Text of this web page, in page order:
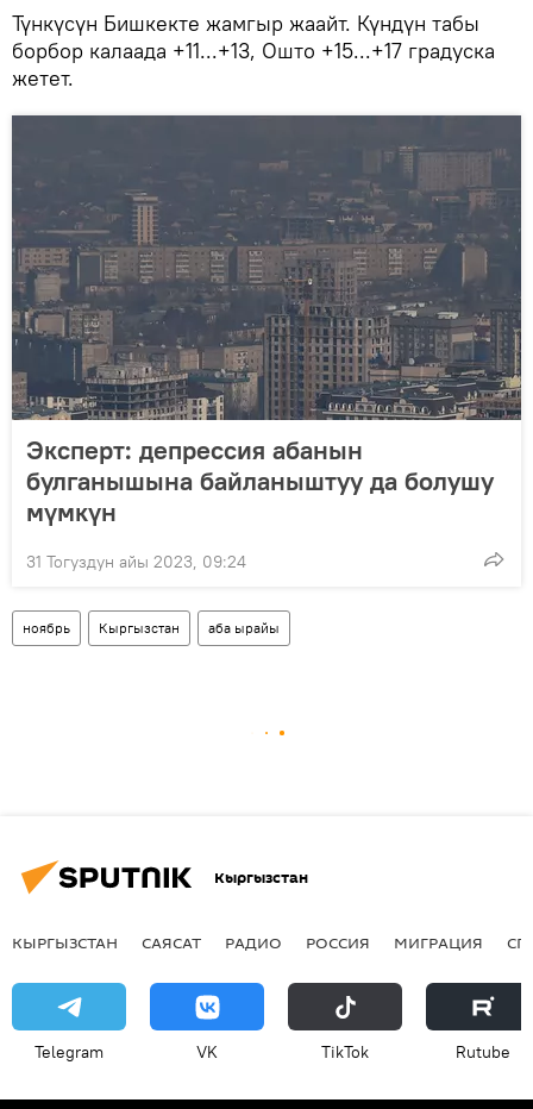
Түнкүсүн Бишкекте жамгыр жаайт. Күндүн табы
борбор калаада +11...+13, Ошто +15...+17 градуска
жетет.
Эксперт: депрессия абанын
булганышына байланыштуу да болушу
мүмкүн
31 Тогуздун айы 2023, 09:24
ноябрь Кыргызстан аба ырайы
Кыргызстан
КЫРГЫЗСТАН САЯСАТ РАДИО РОССИЯ МИГРАЦИЯ
Telegram VK ТikТоk Rutube